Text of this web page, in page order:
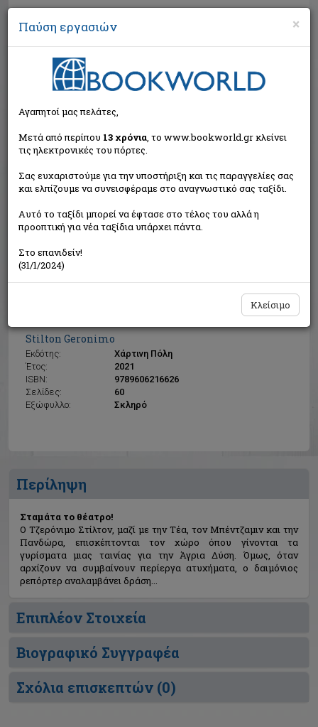
Αναζήτηση
Stilton Geronimo
Εκδότης:
Χάρτινη Πόλη
Έτος:
2021
ISBN:
9789606216626
Σελίδες:
60
Εξώφυλλο:
Σκληρό
Η τιμή μας:
Δεν υπάρχει δυνατότητα παραγγελίας
Περίληψη
Σταμάτα το θέατρο!
Ο Τζερόνιμο Στίλτον, μαζί με την Τέα, τον Μπέντζαμιν και την
Πανδώρα, επισκέπτονται τον χώρο όπου γίνονται τα
γυρίσματα μιας ταινίας για την Άγρια Δύση. Όμως, όταν
αρχίζουν να συμβαίνουν περίεργα ατυχήματα, ο δαιμόνιος
ρεπόρτερ αναλαμβάνει δράση...
Επιπλέον Στοιχεία
Βιογραφικό Συγγραφέα
Σχόλια επισκεπτών (0)
×
Παύση εργασιών
Αγαπητοί μας πελάτες,
Μετά από περίπου 13 χρόνια, το www.bookworld.gr κλείνει
τις ηλεκτρονικές του πόρτες.
Σας ευχαριστούμε για την υποστήριξη και τις παραγγελίες σας
και ελπίζουμε να συνεισφέραμε στο αναγνωστικό σας ταξίδι.
Αυτό το ταξίδι μπορεί να έφτασε στο τέλος του αλλά η
προοπτική για νέα ταξίδια υπάρχει πάντα.
Στο επανιδείν!
(31/1/2024)
Κλείσιμο